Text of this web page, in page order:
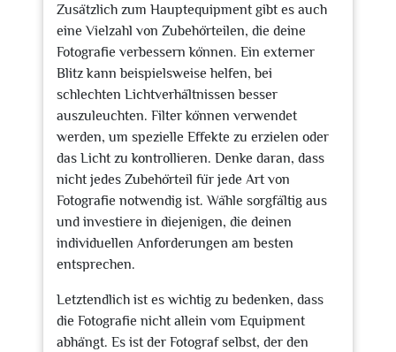
Zusätzlich zum Hauptequipment gibt es auch
eine Vielzahl von Zubehörteilen, die deine
Fotografie verbessern können. Ein externer
Blitz kann beispielsweise helfen, bei
schlechten Lichtverhältnissen besser
auszuleuchten. Filter können verwendet
werden, um spezielle Effekte zu erzielen oder
das Licht zu kontrollieren. Denke daran, dass
nicht jedes Zubehörteil für jede Art von
Fotografie notwendig ist. Wähle sorgfältig aus
und investiere in diejenigen, die deinen
individuellen Anforderungen am besten
entsprechen.
Letztendlich ist es wichtig zu bedenken, dass
die Fotografie nicht allein vom Equipment
abhängt. Es ist der Fotograf selbst, der den